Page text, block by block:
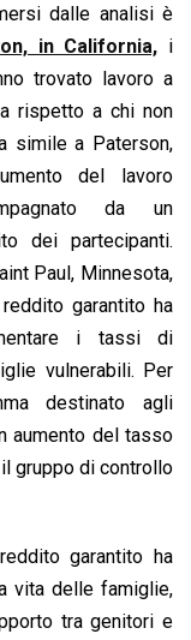
dalle analisi è
in California, i
trovato lavoro a
rispetto a chi non
simile a Paterson,
del lavoro
da un
dei partecipanti.
Paul, Minnesota,
garantito ha
i tassi di
vulnerabili. Per
destinato agli
aumento del tasso
gruppo di controllo
garantito ha
vita delle famiglie,
tra genitori e